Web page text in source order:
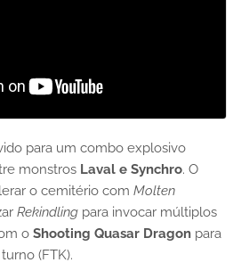
para um combo explosivo
monstros Laval e Synchro. O
o cemitério com Molten
Rekindling para invocar múltiplos
o Shooting Quasar Dragon para
(FTK).